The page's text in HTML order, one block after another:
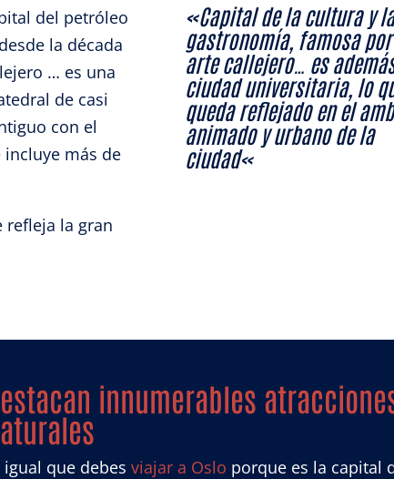
del petróleo
la década
… es una
de casi
con el
más de
refleja la gran
«Capital de la cultura y la
gastronomía, famosa
arte callejero… es
ciudad universitaria, lo
queda reflejado en el
animado y urbano de la
ciudad«
innumerables
igual que debes viajar a Oslo porque es la capital